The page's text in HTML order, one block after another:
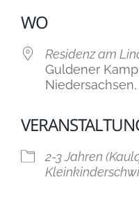
WO
Residenz am
Guldener
Niedersachsen,
2-3 Jahren